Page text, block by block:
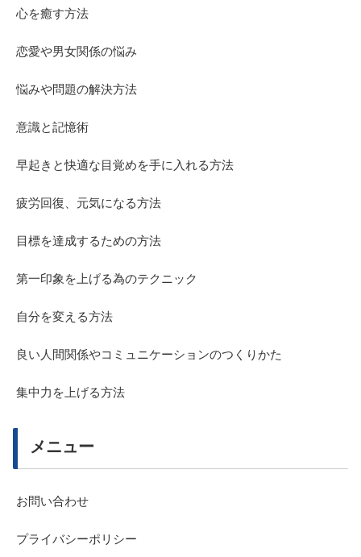
心を癒す方法
恋愛や男女関係の悩み
悩みや問題の解決方法
意識と記憶術
早起きと快適な目覚めを手に入れる方法
疲労回復、元気になる方法
目標を達成するための方法
第一印象を上げる為のテクニック
自分を変える方法
良い人間関係やコミュニケーションのつくりかた
集中力を上げる方法
メニュー
お問い合わせ
プライバシーポリシー